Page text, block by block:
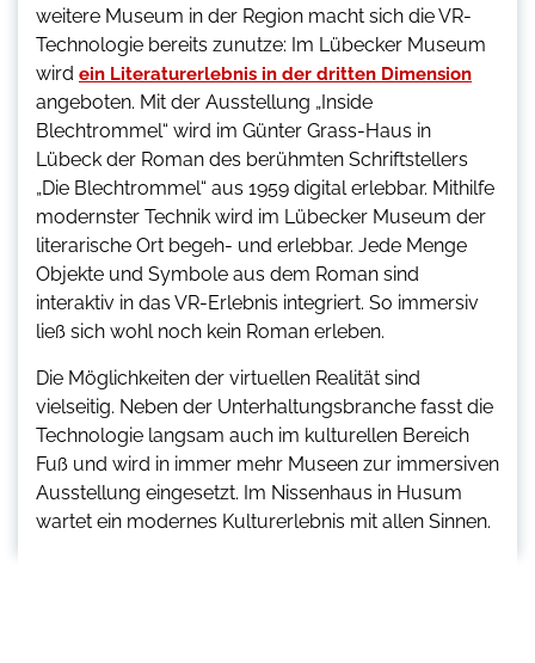
weitere Museum in der Region macht sich die VR-
Technologie bereits zunutze: Im Lübecker Museum
wird ein Literaturerlebnis in der dritten Dimension
angeboten. Mit der Ausstellung „Inside
Blechtrommel“ wird im Günter Grass-Haus in
Lübeck der Roman des berühmten Schriftstellers
„Die Blechtrommel“ aus 1959 digital erlebbar. Mithilfe
modernster Technik wird im Lübecker Museum der
literarische Ort begeh- und erlebbar. Jede Menge
Objekte und Symbole aus dem Roman sind
interaktiv in das VR-Erlebnis integriert. So immersiv
ließ sich wohl noch kein Roman erleben.
Die Möglichkeiten der virtuellen Realität sind
vielseitig. Neben der Unterhaltungsbranche fasst die
Technologie langsam auch im kulturellen Bereich
Fuß und wird in immer mehr Museen zur immersiven
Ausstellung eingesetzt. Im Nissenhaus in Husum
wartet ein modernes Kulturerlebnis mit allen Sinnen.